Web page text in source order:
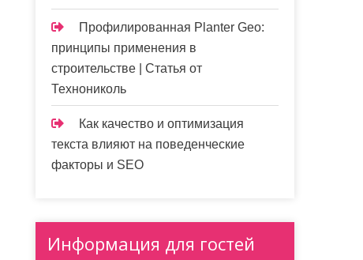
Профилированная Planter Geo:
принципы применения в
строительстве | Статья от
Технониколь
Как качество и оптимизация
текста влияют на поведенческие
факторы и SEO
Информация для гостей